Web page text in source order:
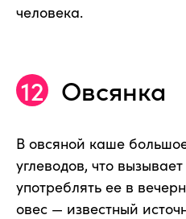
человека.
Овсянка
В овсяной каше
углеводов, что
употреблять ее в
овес — известный